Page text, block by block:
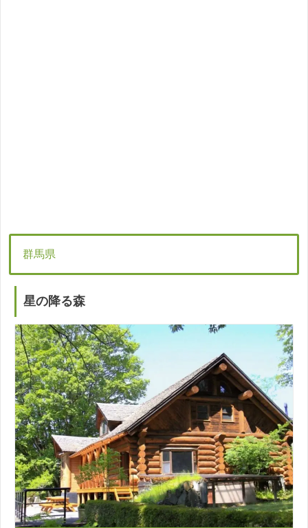
群馬県
星の降る森